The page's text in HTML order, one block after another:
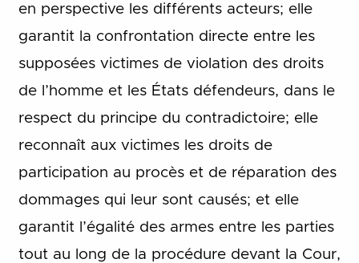
en perspective les différents acteurs; elle
garantit la confrontation directe entre les
supposées victimes de violation des droits
de l’homme et les États défendeurs, dans le
respect du principe du contradictoire; elle
reconnaît aux victimes les droits de
participation au procès et de réparation des
dommages qui leur sont causés; et elle
garantit l’égalité des armes entre les parties
tout au long de la procédure devant la Cour,